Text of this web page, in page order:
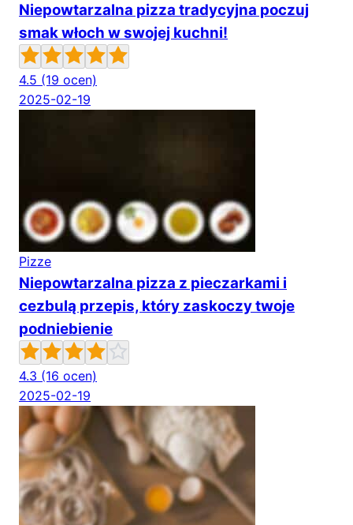
Niepowtarzalna pizza tradycyjna poczuj
smak włoch w swojej kuchni!
4.5 (19 ocen)
2025-02-19
Pizze
Niepowtarzalna pizza z pieczarkami i
cezbulą przepis, który zaskoczy twoje
podniebienie
4.3 (16 ocen)
2025-02-19